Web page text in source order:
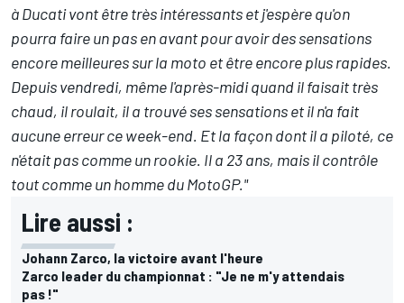
à Ducati vont être très intéressants et j'espère qu'on
pourra faire un pas en avant pour avoir des sensations
encore meilleures sur la moto et être encore plus rapides.
Depuis vendredi, même l'après-midi quand il faisait très
chaud, il roulait, il a trouvé ses sensations et il n'a fait
aucune erreur ce week-end. Et la façon dont il a piloté, ce
n'était pas comme un rookie. Il a 23 ans, mais il contrôle
tout comme un homme du MotoGP."
Lire aussi :
Johann Zarco, la victoire avant l'heure
Zarco leader du championnat : "Je ne m'y attendais
pas !"